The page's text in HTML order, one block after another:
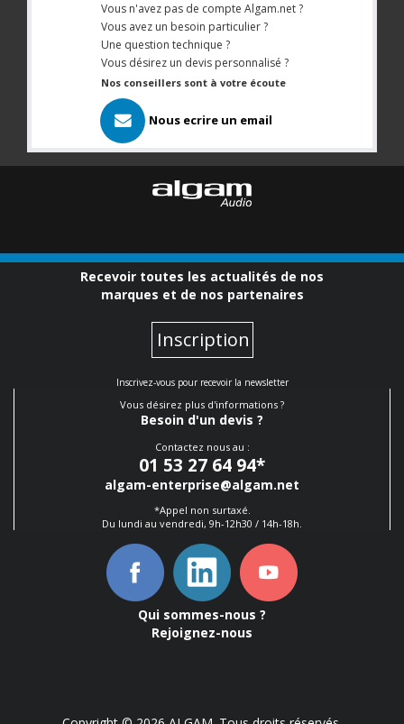
Vous n'avez pas de compte Algam.net ?
Vous avez un besoin particulier ?
Une question technique ?
Vous désirez un devis personnalisé ?
Nos conseillers sont à votre écoute
Nous ecrire un email
Recevoir toutes les actualités de nos
marques et de nos partenaires
Inscription
Inscrivez-vous pour recevoir la newsletter
Vous désirez plus d'informations ?
Besoin d'un devis ?
Contactez nous au :
01 53 27 64 94*
algam-enterprise@algam.net
*Appel non surtaxé.
Du lundi au vendredi, 9h-12h30 / 14h-18h.
Qui sommes-nous ?
Rejoignez-nous